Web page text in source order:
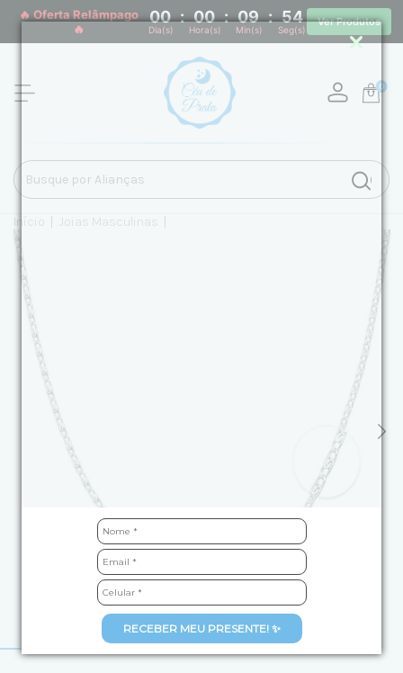
RECEBER MEU PRESENTE! ✨
🔥 Oferta Relâmpago
🔥
00 : 00 : 09 : 53
Dia(s) Hora(s) Min(s) Seg(s)
Ver Produtos
0
Início Joias Masculinas